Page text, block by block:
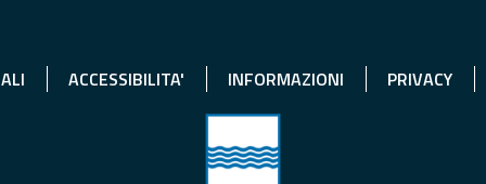
ACCESSIBILITA' INFORMAZIONI PRIVACY